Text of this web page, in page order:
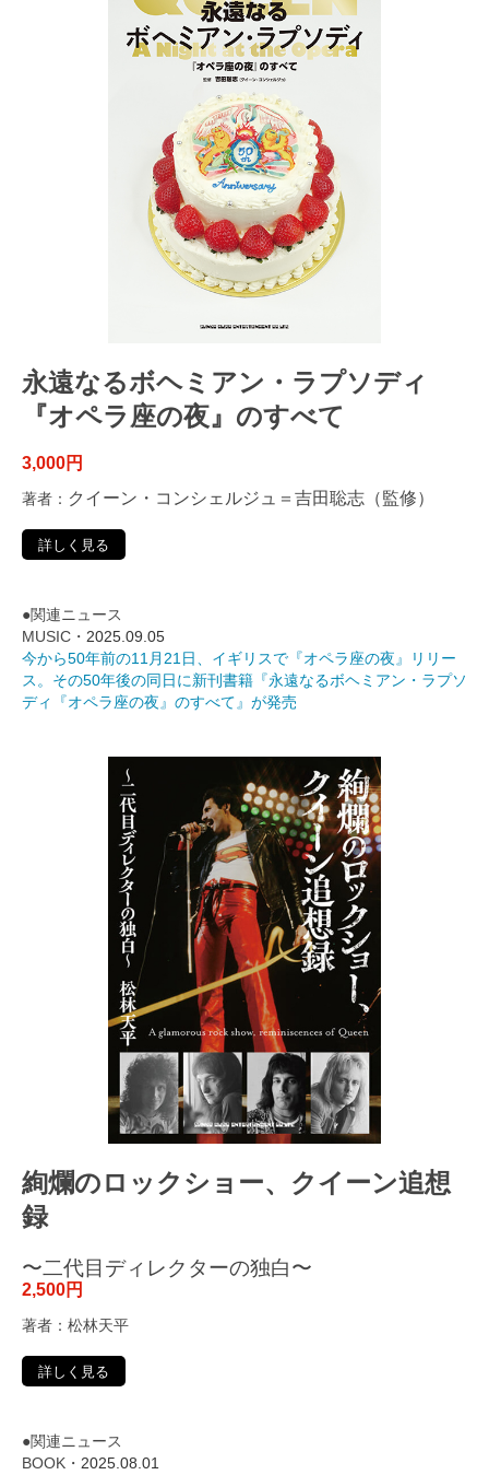
永遠なるボヘミアン・ラプソディ
『オペラ座の夜』のすべて
3,000円
著者： クイーン・コンシェルジュ＝吉田聡志（監修）
詳しく見る
●関連ニュース
MUSIC・ 2025.09.05
今から50年前の11月21日、イギリスで『オペラ座の夜』リリー
ス。その50年後の同日に新刊書籍『永遠なるボヘミアン・ラプソ
ディ『オペラ座の夜』のすべて』が発売
絢爛のロックショー、クイーン追想
録
〜二代目ディレクターの独白〜
2,500円
著者：松林天平
詳しく見る
●関連ニュース
BOOK・ 2025.08.01